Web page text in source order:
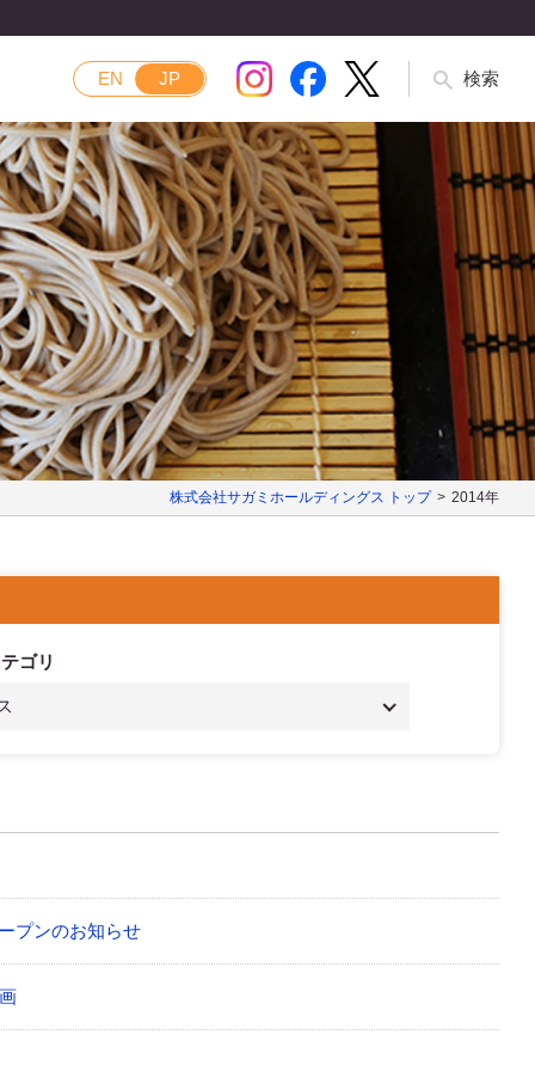
EN JP 検索
株式会社サガミホールディングス トップ 2014年
ゴリ
プンのお知らせ